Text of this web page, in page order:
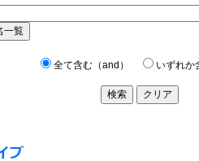
全て含む（and） いずれか